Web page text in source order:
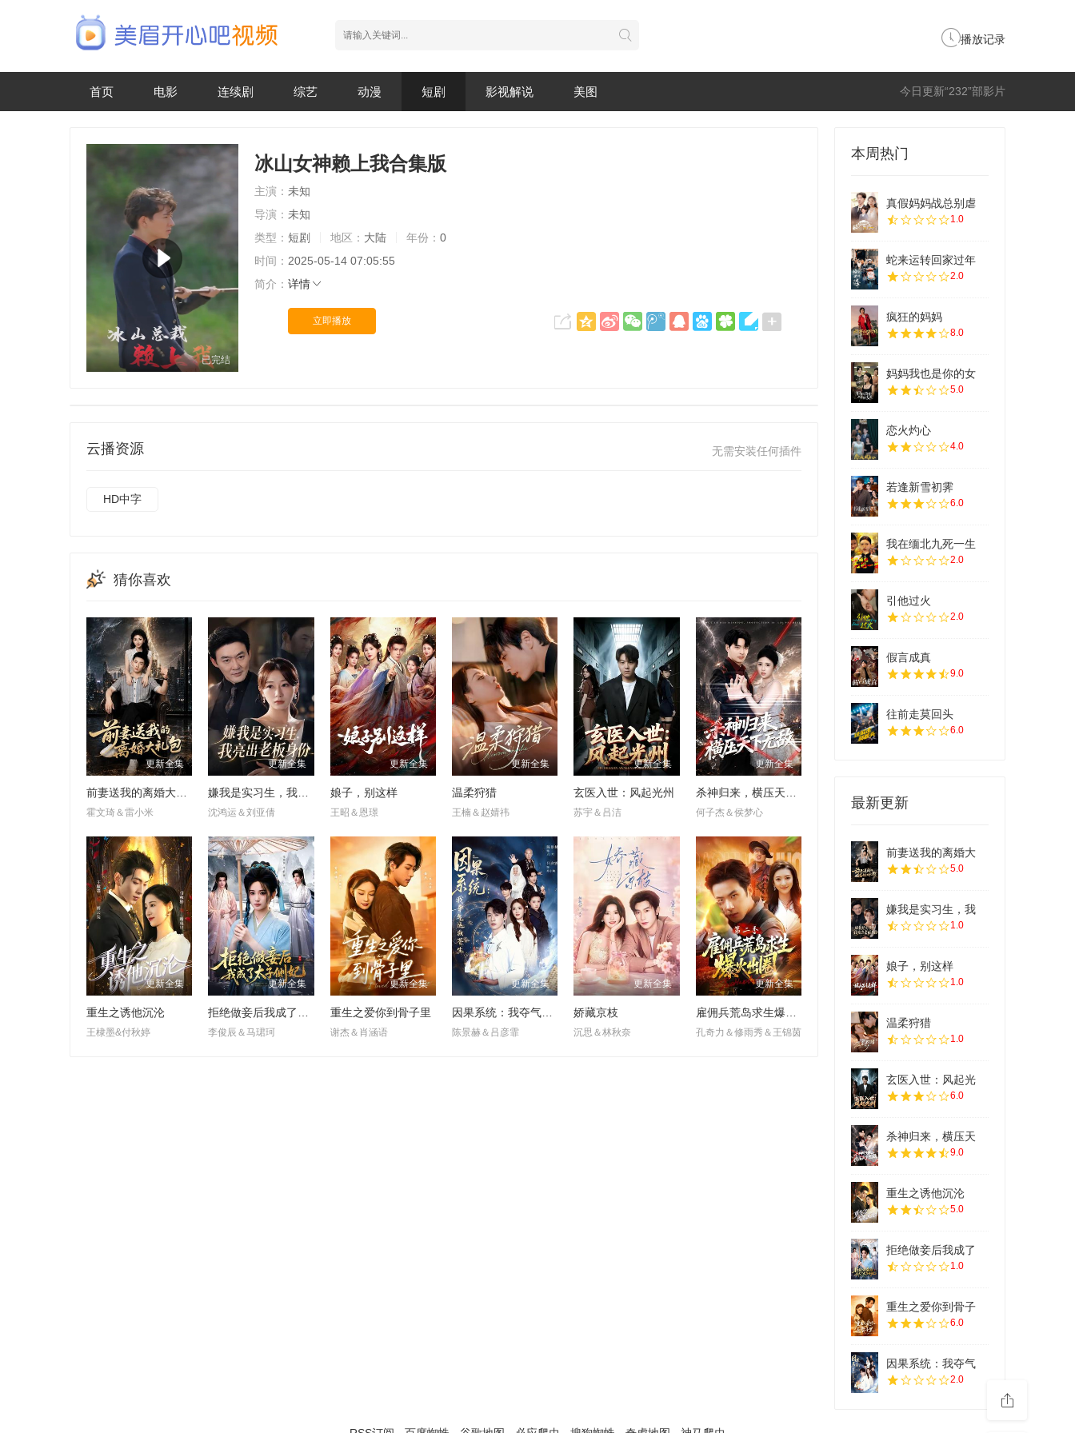
播放记录
今日更新“232”部影片
首页 电影 连续剧 综艺 动漫 短剧 影视解说 美图
已完结
冰山女神赖上我合集版
主演： 未知
导演： 未知
类型： 短剧 地区： 大陆 年份： 0
时间： 2025-05-14 07:05:55
简介： 详情
立即播放
无需安装任何插件
云播资源
HD中字
猜你喜欢
更新全集
前妻送我的离婚大礼包
霍文琦＆雷小米
更新全集
嫌我是实习生，我亮出老板身份
沈鸿运＆刘亚倩
更新全集
娘子，别这样
王昭＆恩璟
更新全集
温柔狩猎
王楠＆赵婧祎
更新全集
玄医入世：风起光州
苏宇＆吕洁
更新全集
杀神归来，横压天下无敌
何子杰＆侯梦心
更新全集
重生之诱他沉沦
王棣墨&付秋婷
更新全集
李俊辰＆马珺珂
更新全集
重生之爱你到骨子里
谢杰＆肖涵语
更新全集
因果系统：我夺气运救苍生
陈景赫＆吕彦霏
更新全集
娇藏京枝
沉思＆林秋奈
更新全集
孔奇力＆修雨秀＆王锦茵
本周热门
真假妈妈战总别虐
1.0
蛇来运转回家过年
2.0
疯狂的妈妈
8.0
妈妈我也是你的女
5.0
恋火灼心
4.0
若逢新雪初霁
6.0
我在缅北九死一生
2.0
引他过火
2.0
假言成真
9.0
往前走莫回头
6.0
最新更新
前妻送我的离婚大
5.0
嫌我是实习生，我
1.0
娘子，别这样
1.0
温柔狩猎
1.0
玄医入世：风起光
6.0
杀神归来，横压天
9.0
重生之诱他沉沦
5.0
拒绝做妾后我成了
1.0
重生之爱你到骨子
6.0
因果系统：我夺气
2.0